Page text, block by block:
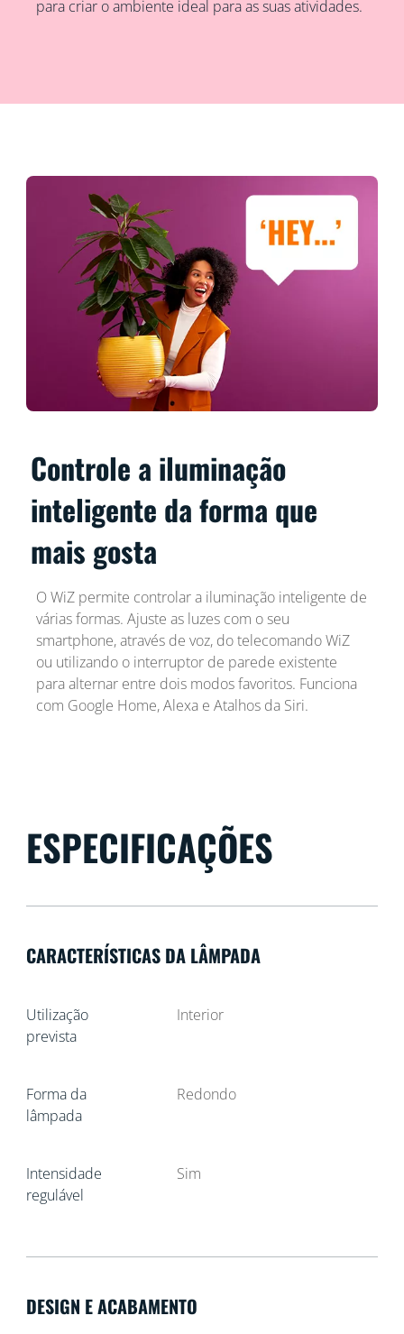
para criar o ambiente ideal para as suas atividades.
Controle a iluminação
inteligente da forma que
mais gosta
O WiZ permite controlar a iluminação inteligente de
várias formas. Ajuste as luzes com o seu
smartphone, através de voz, do telecomando WiZ
ou utilizando o interruptor de parede existente
para alternar entre dois modos favoritos. Funciona
com Google Home, Alexa e Atalhos da Siri.
ESPECIFICAÇÕES
CARACTERÍSTICAS DA LÂMPADA
Utilização
prevista
Interior
Forma da
lâmpada
Redondo
Intensidade
regulável
Sim
DESIGN E ACABAMENTO